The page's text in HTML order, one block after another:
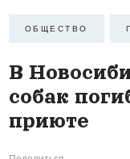
ОБЩЕСТВО
В
собак
приюте